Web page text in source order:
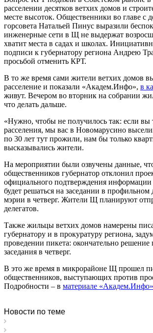
расселении десятков ветхих домов и
месте высоток. Общественники во главе с
горсовета Натальей Пинус выразили
инженерные сети в Щ не выдержат
хватит места в садах и школах.
подписи к губернатору региона Андрею
просьбой отменить КРТ.
В то же время сами жители ветхих домов
расселение и показали «Академ.Инфо», в
живут. Вечером во вторник на собрании
что делать дальше.
«Нужно, чтобы не получилось так: если вы
расселения, мы вас в Новомарусино
по 30 лет тут прожили, нам бы только
высказывались жители.
На мероприятии были озвучены данные,
общественников губернатор отклонил
официального подтверждения информации
будет решаться на заседании в профильном
мэрии в четверг. Жители Щ планируют
делегатов.
Также жильцы ветхих домов намерены
губернатору и в прокуратуру региона,
проведении пикета: окончательно решение
заседания в четверг.
В это же время в микрорайоне Щ прошел
общественников, выступающих против
Подробности – в материале «Академ.Инфо»
Новости по теме